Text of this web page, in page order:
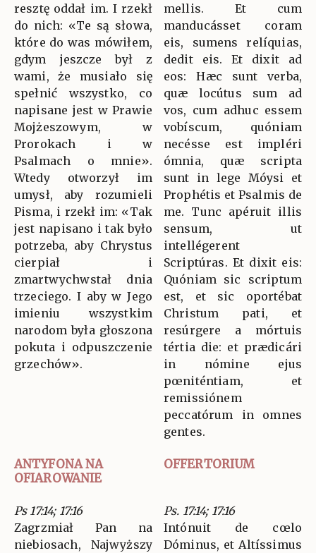
resztę oddał im. I rzekł
do nich: «Te są słowa,
które do was mówiłem,
gdym jeszcze był z
wami, że musiało się
spełnić wszystko, co
napisane jest w Prawie
Mojżeszowym, w
Prorokach i w
Psalmach o mnie».
Wtedy otworzył im
umysł, aby rozumieli
Pisma, i rzekł im: «Tak
jest napisano i tak było
potrzeba, aby Chrystus
cierpiał i
zmartwychwstał dnia
trzeciego. I aby w Jego
imieniu wszystkim
narodom była głoszona
pokuta i odpuszczenie
grzechów».
mellis. Et cum
manducásset coram
eis, sumens relíquias,
dedit eis. Et dixit ad
eos: Hæc sunt verba,
quæ locútus sum ad
vos, cum adhuc essem
vobíscum, quóniam
necésse est impléri
ómnia, quæ scripta
sunt in lege Móysi et
Prophétis et Psalmis de
me. Tunc apéruit illis
sensum, ut
intellégerent
Scriptúras. Et dixit eis:
Quóniam sic scriptum
est, et sic oportébat
Christum pati, et
resúrgere a mórtuis
tértia die: et prædicári
in nómine ejus
pœniténtiam, et
remissiónem
peccatórum in omnes
gentes.
ANTYFONA NA
OFIAROWANIE
OFFERTORIUM
Ps 17:14; 17:16
Zagrzmiał Pan na
niebiosach, Najwyższy
Ps. 17:14; 17:16
Intónuit de cœlo
Dóminus, et Altíssimus